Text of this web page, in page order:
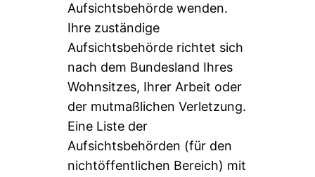
Aufsichtsbehörde wenden.
Ihre zuständige
Aufsichtsbehörde richtet sich
nach dem Bundesland Ihres
Wohnsitzes, Ihrer Arbeit oder
der mutmaßlichen Verletzung.
Eine Liste der
Aufsichtsbehörden (für den
nichtöffentlichen Bereich) mit